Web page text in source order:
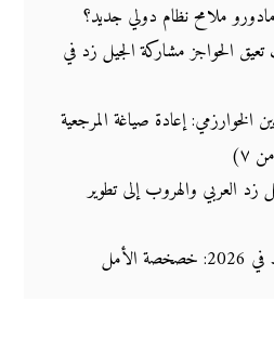
ملامح نظام دولي جديد؟
الحواجز مشاركة الجيل زد في
الخوارزمي: إعادة صياغة المرجعية
العربي والهروب إلى تطوير